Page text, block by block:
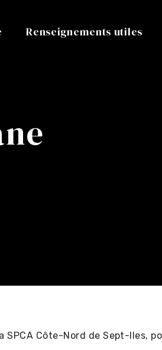
Renseignements utiles
Côte-Nord de Sept-Iles,